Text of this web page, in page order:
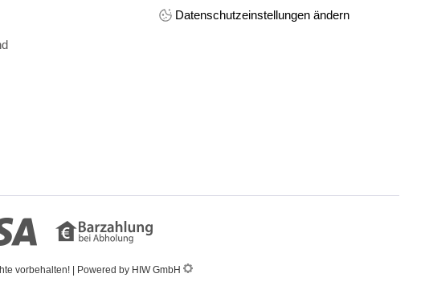
Datenschutzeinstellungen ändern
vorbehalten! | Powered by HIW GmbH